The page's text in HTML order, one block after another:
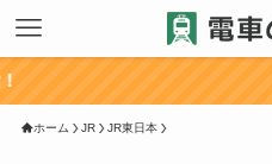
ホーム JR JR東日本